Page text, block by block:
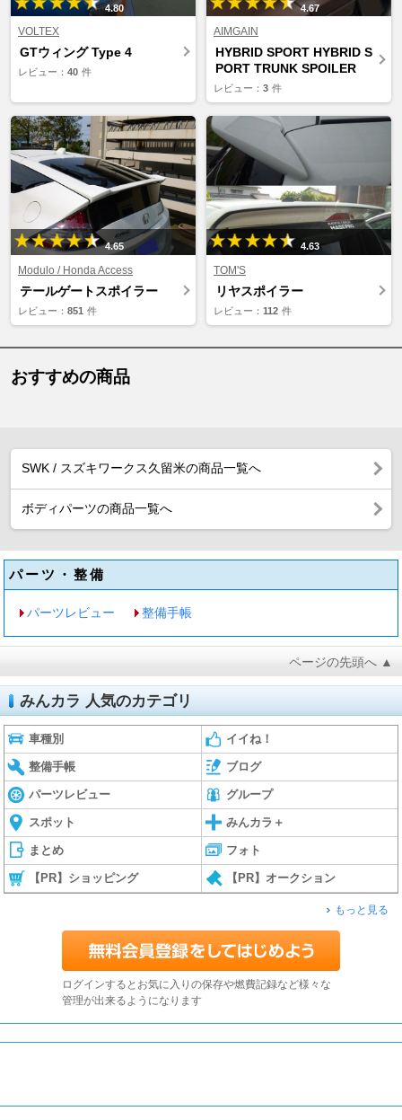
4.80
VOLTEX
GTウィング Type 4
レビュー： 40 件
4.67
AIMGAIN
HYBRID SPORT HYBRID S
PORT TRUNK SPOILER
レビュー： 3 件
4.65
Modulo / Honda Access
テールゲートスポイラー
レビュー： 851 件
4.63
TOM'S
リヤスポイラー
レビュー： 112 件
おすすめの商品
SWK / スズキワークス久留米の商品一覧へ
ボディパーツの商品一覧へ
パーツ・整備
パーツレビュー 整備手帳
ページの先頭へ ▲
みんカラ 人気のカテゴリ
車種別 イイね！
整備手帳 ブログ
パーツレビュー グループ
スポット みんカラ＋
まとめ フォト
【PR】ショッピング 【PR】オークション
もっと見る
ログインするとお気に入りの保存や燃費記録など様々な
管理が出来るようになります